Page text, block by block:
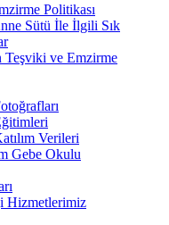
Politikası
Sütü İle İlgili Sık
Teşviki ve Emzirme
Verileri
Gebe Okulu
Hizmetlerimiz